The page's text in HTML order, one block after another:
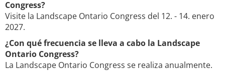
Congress?
Visite la Landscape Ontario Congress del 12. - 14. enero
2027.
¿Con qué frecuencia se lleva a cabo la Landscape
Ontario Congress?
La Landscape Ontario Congress se realiza anualmente.